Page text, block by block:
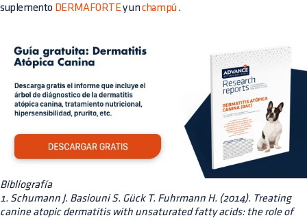
suplemento DERMAFORTE y unchampú .
Bibliografía
1. Schumann J. Basiouni S. Gück T. Fuhrmann H. (2014). Treating
canine atopic dermatitis with unsaturated fatty acids: the role of